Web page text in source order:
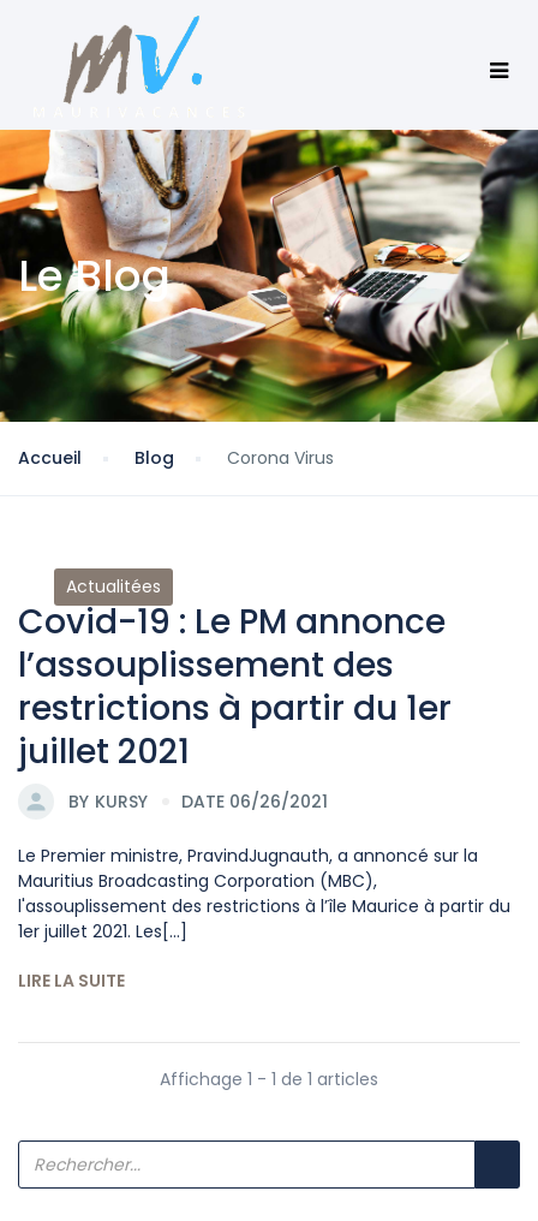
Le Blog
Accueil Blog Corona Virus
Actualitées
Covid-19 : Le PM annonce
l’assouplissement des
restrictions à partir du 1er
juillet 2021
BY KURSY DATE 06/26/2021
Le Premier ministre, PravindJugnauth, a annoncé sur la
Mauritius Broadcasting Corporation (MBC),
l'assouplissement des restrictions à l’île Maurice à partir du
1er juillet 2021. Les[...]
LIRE LA SUITE
Affichage 1 - 1 de 1 articles